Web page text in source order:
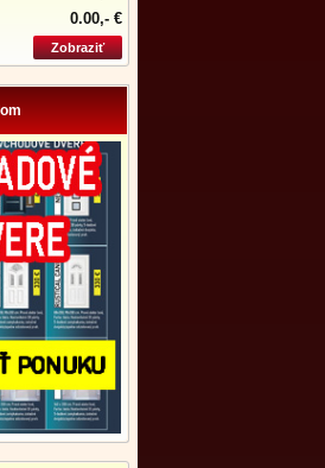
0.00,- €
Zobraziť